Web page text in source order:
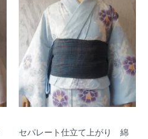
セパレート仕立て上がり 綿